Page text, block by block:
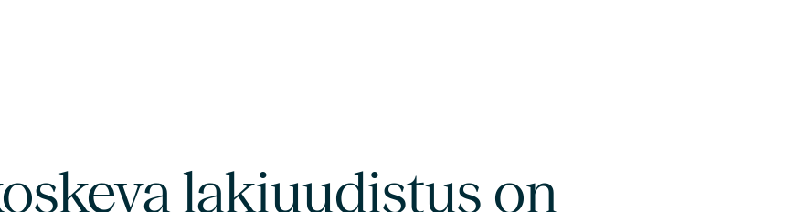
lakiuudistus on